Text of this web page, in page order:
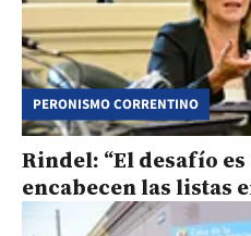
PERONISMO CORRENTINO
Rindel: “El desafío
encabecen las listas